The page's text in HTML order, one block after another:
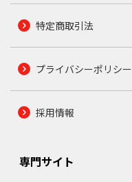
特定商取引法
プライバシーポリシー
採用情報
専門サイト